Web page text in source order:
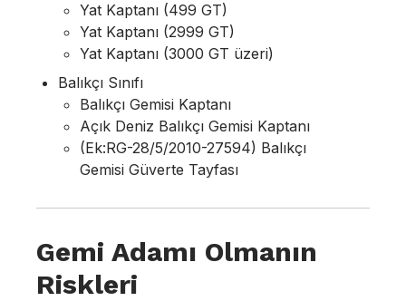
Yat Kaptanı (499 GT)
Yat Kaptanı (2999 GT)
Yat Kaptanı (3000 GT üzeri)
Balıkçı Sınıfı
Balıkçı Gemisi Kaptanı
Açık Deniz Balıkçı Gemisi Kaptanı
(Ek:RG-28/5/2010-27594) Balıkçı
Gemisi Güverte Tayfası
Gemi Adamı Olmanın
Riskleri